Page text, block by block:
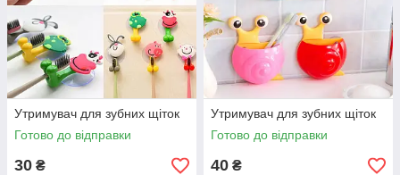
Утримувач для зубних щіток
Готово до відправки
30 ₴
Утримувач для зубних щіток
Готово до відправки
40 ₴